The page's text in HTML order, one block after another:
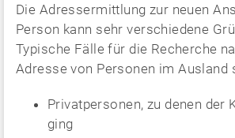
Die Adressermittlung zur neuen
Person kann sehr verschiedene
Typische Fälle für die Recherche
Adresse von Personen im Ausland
Privatpersonen, zu denen der
ging